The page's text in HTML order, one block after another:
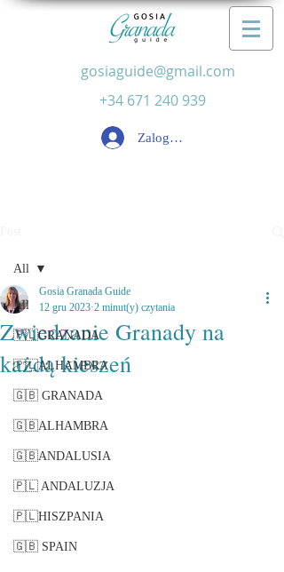
gosiaguide@gmail.com
+34 671 240 939
Zaloguj się
All
🇵🇱GRANADA
🇵🇱ALHAMBRA
🇬🇧 GRANADA
🇬🇧ALHAMBRA
🇬🇧ANDALUSIA
🇵🇱 ANDALUZJA
🇵🇱HISZPANIA
🇬🇧 SPAIN
All
Zwiedzanie Granady na
każdą kieszeń
Gosia Granada Guide
12 gru 2023 2 minut(y) czytania